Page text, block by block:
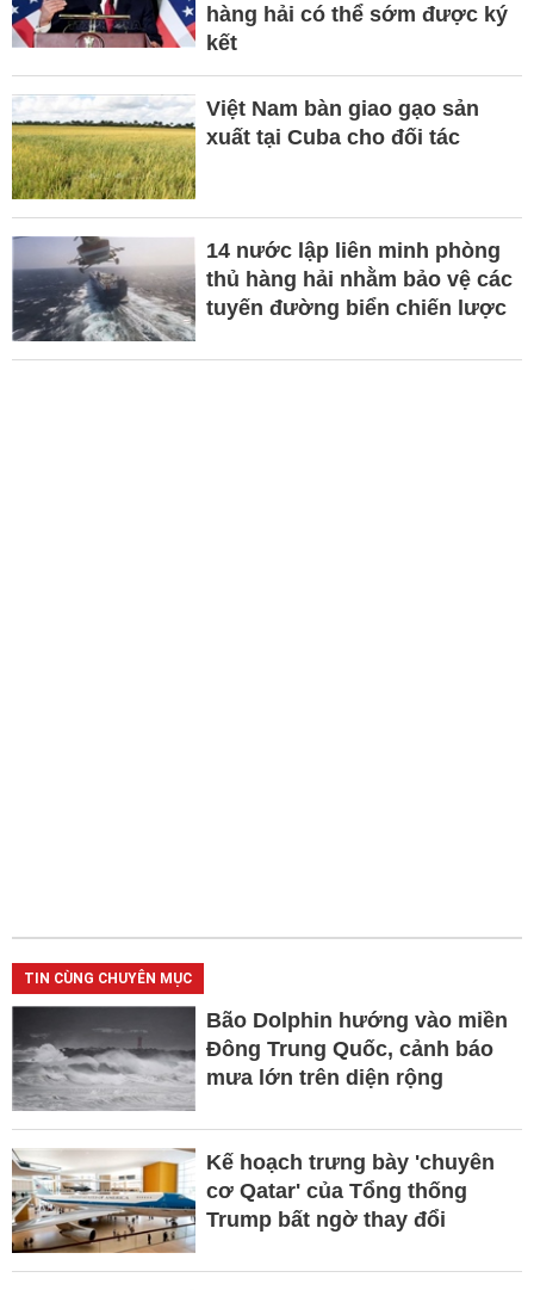
hàng hải có thể sớm được ký
kết
Việt Nam bàn giao gạo sản
xuất tại Cuba cho đối tác
14 nước lập liên minh phòng
thủ hàng hải nhằm bảo vệ các
tuyến đường biển chiến lược
TIN CÙNG CHUYÊN MỤC
Bão Dolphin hướng vào miền
Đông Trung Quốc, cảnh báo
mưa lớn trên diện rộng
Kế hoạch trưng bày 'chuyên
cơ Qatar' của Tổng thống
Trump bất ngờ thay đổi